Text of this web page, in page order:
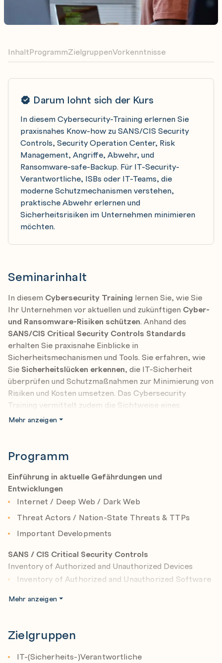
Darum lohnt sich der Kurs
In diesem Cybersecurity-Training erlernen Sie
praxisnahes Know-how zu SANS/CIS Security
Controls, Security Operation Center, Risk
Management, Angriffe, Abwehr, und
Ransomware-safe-Backup. Für IT-Security-
Verantwortliche, ISBs oder IT-Teams, die
moderne Schutzmechanismen verstehen,
praktische Abwehr erlernen und
Sicherheitsrisiken im Unternehmen minimieren
möchten.
Seminarinhalt
In diesem Cybersecurity Training lernen Sie, wie Sie
Ihr Unternehmen vor aktuellen und zukünftigen Cyber-
und Ransomware-Risiken schützen. Anhand des
SANS/CIS Critical Security Controls Standards
erhalten Sie praxisnahe Einblicke in
Sicherheitsmechanismen und Tools. Sie erfahren, wie
Sie Sicherheitslücken erkennen, die IT-Sicherheit
überprüfen und Schutzmaßnahmen zur Minimierung von
Risiken und Kosten umsetzen. Das Cybersecurity
Training vermittelt zudem die Sichtweise eines
Angreifers und demonstriert effektive
Mehr anzeigen
Programm
Einführung in aktuelle Gefährdungen und
Entwicklungen
Internet / Deep Web / Dark Web
Threat Actors / Nation-State Threats & TTPs
Important Developments
SANS / CIS Critical Security Controls
Inventory of Authorized and Unauthorized Devices
Inventory of Authorized and Unauthorized Software
Continuous Vulnerability Assessment and
Secure Configurations for Hardware and Software
on Laptops, Workstations, and Servers
Mehr anzeigen
Zielgruppen
IT-(Sicherheits-)Verantwortliche
InhaltProgrammZielgruppenVorkenntnisse